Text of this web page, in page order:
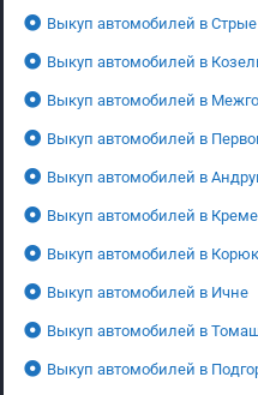
Выкуп автомобилей в Стрые
Выкуп автомобилей в
Выкуп автомобилей в
Выкуп автомобилей в
Выкуп автомобилей в
Выкуп автомобилей в
Выкуп автомобилей в
Выкуп автомобилей в Ичне
Выкуп автомобилей в
Выкуп автомобилей в